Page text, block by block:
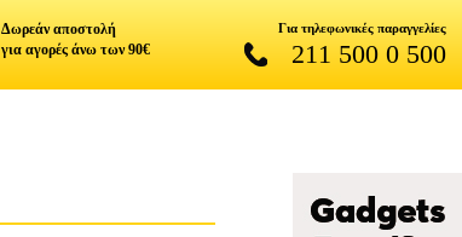
Δωρεάν αποστολή
για αγορές άνω των 90€
Για τηλεφωνικές παραγγελίες
211 500 0 500